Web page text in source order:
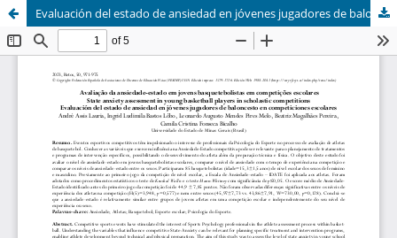
Evaluación del estado de ansiedad en jóvenes jugadores de baloncesto en competiciones escolares (State anxiety assessment in young basketball players in scholastic competitions)